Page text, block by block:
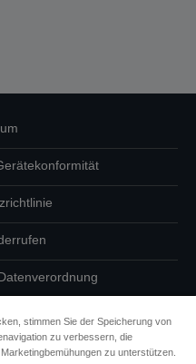
Cookies
stimmen Sie der Speicherung von
zu verbessern, die
zu unterstützen.